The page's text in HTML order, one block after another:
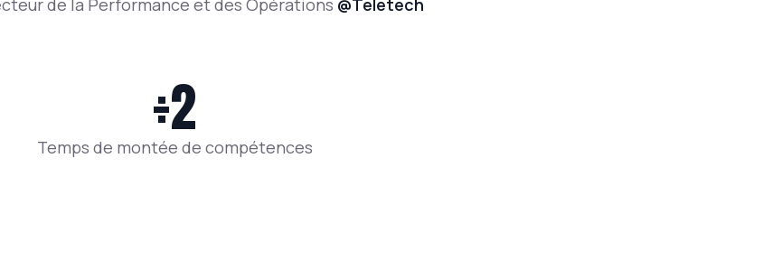
de la Performance et des Opérations @Teletech
÷2
Temps de montée de compétences